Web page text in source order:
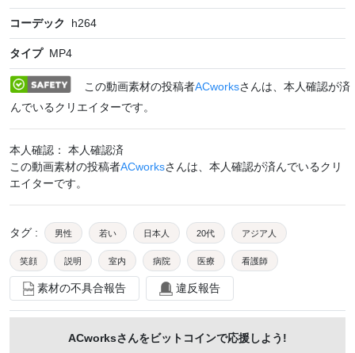
コーデック h264
タイプ MP4
この動画素材の投稿者ACworksさんは、本人確認が済
んでいるクリエイターです。
本人確認： 本人確認済
この動画素材の投稿者ACworksさんは、本人確認が済んでいるクリ
エイターです。
タグ : 男性 若い 日本人 20代 アジア人
笑顔 説明 室内 病院 医療 看護師
聴診器 医師 話す 介護 院内
医療従事者 病院内 mdjm057 nursemac
素材の不具合報告 違反報告
ACworksさんをビットコインで応援しよう!